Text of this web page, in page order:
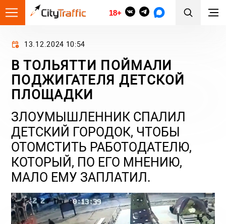
18+
13.12.2024 10:54
В ТОЛЬЯТТИ ПОЙМАЛИ
ПОДЖИГАТЕЛЯ ДЕТСКОЙ
ПЛОЩАДКИ
ЗЛОУМЫШЛЕННИК СПАЛИЛ
ДЕТСКИЙ ГОРОДОК, ЧТОБЫ
ОТОМСТИТЬ РАБОТОДАТЕЛЮ,
КОТОРЫЙ, ПО ЕГО МНЕНИЮ,
МАЛО ЕМУ ЗАПЛАТИЛ.